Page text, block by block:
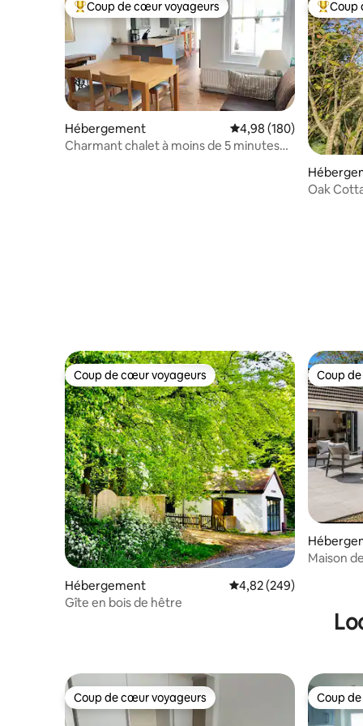
Coups de cœur voyageurs les plus appréciés
Coup de cœur voyageurs
Hébergement Évaluation moyenne
4,98 (180)
Charmant chalet à moins de 5 minutes
Coups
Coup
Oak
Coup de cœur voyageurs
Coup de cœur voyageurs
Hébergement Évaluation moyenne
4,82 (249)
Gîte en bois de hêtre
Coup
Coup
Maison
Coup de cœur voyageurs
Coup de cœur voyageurs Coup
Coup